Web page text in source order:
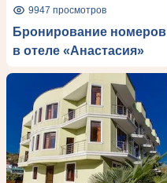
9947 просмотров
Бронирование номеров
в отеле «Анастасия»